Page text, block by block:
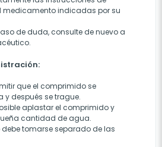
medicamento indicadas por su
de duda, consulte de nuevo a
que el comprimido se
y después se trague.
aplastar el comprimido y
cantidad de agua.
tomarse separado de las